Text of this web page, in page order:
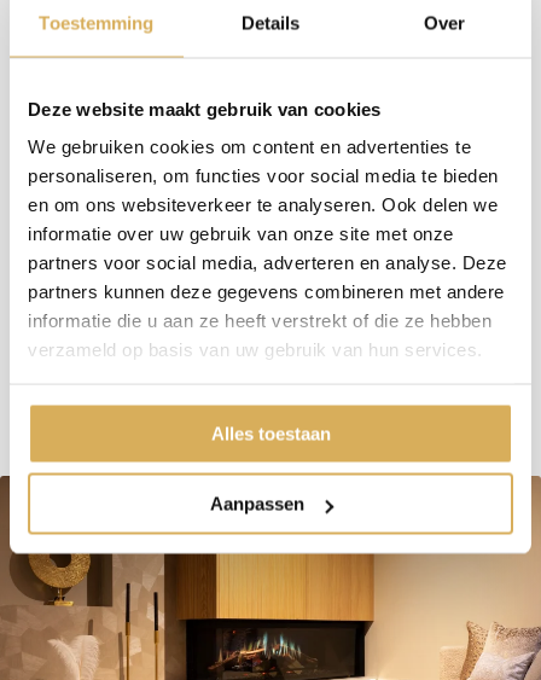
Toestemming Details Over
Deze website maakt gebruik van cookies
We gebruiken cookies om content en advertenties te
personaliseren, om functies voor social media te bieden
en om ons websiteverkeer te analyseren. Ook delen we
informatie over uw gebruik van onze site met onze
partners voor social media, adverteren en analyse. Deze
partners kunnen deze gegevens combineren met andere
informatie die u aan ze heeft verstrekt of die ze hebben
verzameld op basis van uw gebruik van hun services.
Alles toestaan
Aanpassen
Rookgas afvoerdiameter
150 mm
Brandstof
Hout
Vuurzicht
Front
Minimaal vermogen
4 kW
Maximaal vermogen
10 kW